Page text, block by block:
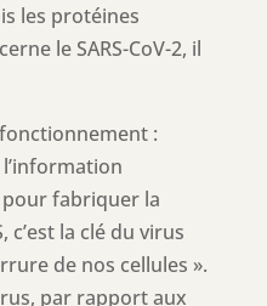
les protéines
le SARS-CoV-2, il
:
l’information
fabriquer la
c’est la clé du virus
de nos cellules ».
par rapport aux